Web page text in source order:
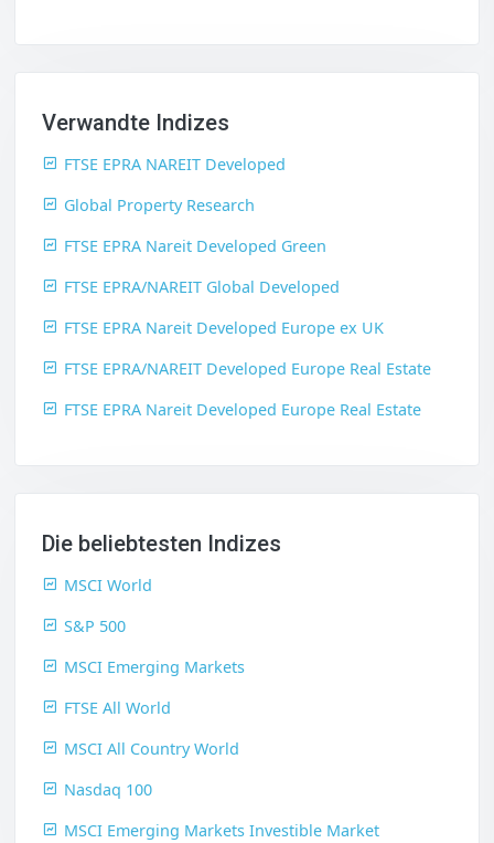
Verwandte Indizes
FTSE EPRA NAREIT Developed
Global Property Research
FTSE EPRA Nareit Developed Green
FTSE EPRA/NAREIT Global Developed
FTSE EPRA Nareit Developed Europe ex UK
FTSE EPRA/NAREIT Developed Europe Real Estate
FTSE EPRA Nareit Developed Europe Real Estate
Die beliebtesten Indizes
MSCI World
S&P 500
MSCI Emerging Markets
FTSE All World
MSCI All Country World
Nasdaq 100
MSCI Emerging Markets Investible Market